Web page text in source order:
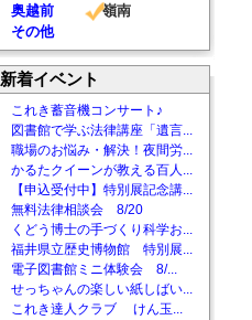
奥越前
嶺南
その他
新着イベント
これき蓄音機コンサート♪
図書館で学ぶ法律講座「遺言...
職場のお悩み・解決！夜間労...
かるたクイーンが教える百人...
【申込受付中】特別展記念講...
無料法律相談会 8/20
くどう博士の手づくり科学お...
福井県立歴史博物館 特別展...
電子図書館ミニ体験会 8/...
せっちゃんの楽しい紙しばい...
これき達人クラブ けん玉...